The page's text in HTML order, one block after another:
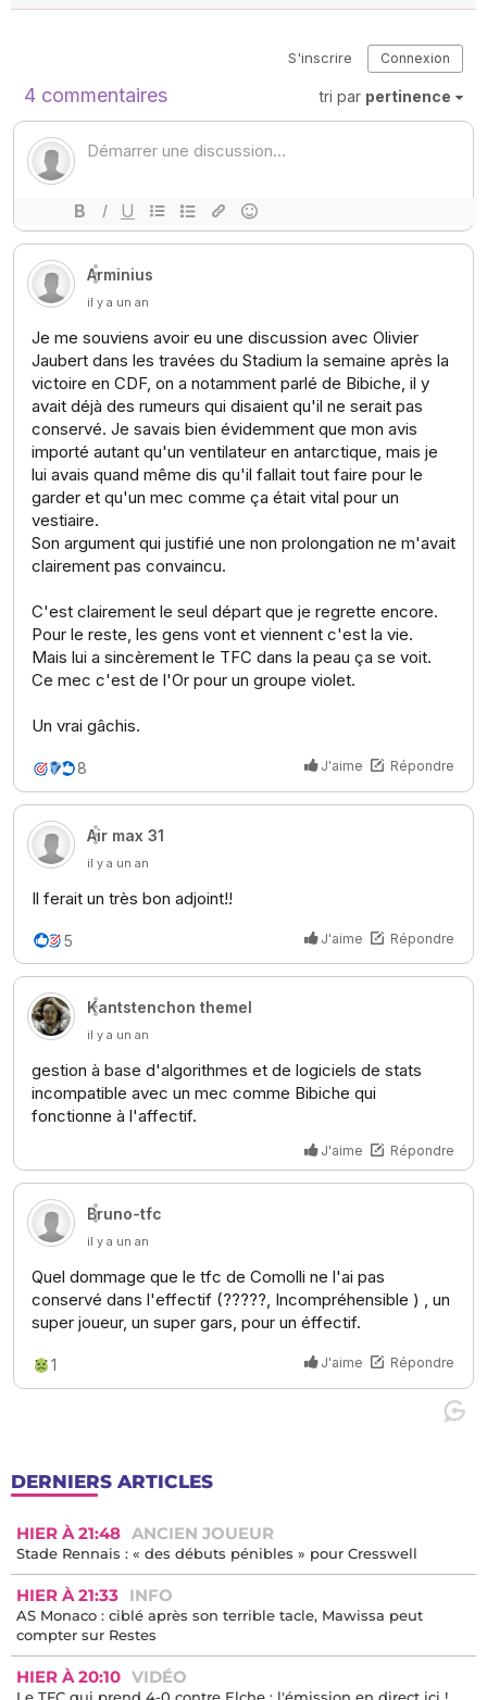
DERNIERS ARTICLES
HIER À 21:48 ANCIEN JOUEUR
Stade Rennais : « des débuts pénibles » pour Cresswell
HIER À 21:33 INFO
AS Monaco : ciblé après son terrible tacle, Mawissa peut
compter sur Restes
HIER À 20:10 VIDÉO